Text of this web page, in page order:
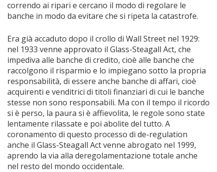
correndo ai ripari e cercano il modo di regolare le
banche in modo da evitare che si ripeta la catastrofe.
Era già accaduto dopo il crollo di Wall Street nel 1929:
nel 1933 venne approvato il Glass-Steagall Act, che
impediva alle banche di credito, cioè alle banche che
raccolgono il risparmio e lo impiegano sotto la propria
responsabilità, di essere anche banche di affari, cioè
acquirenti e venditrici di titoli finanziari di cui le banche
stesse non sono responsabili. Ma con il tempo il ricordo
si è perso, la paura si è affievolita, le regole sono state
lentamente rilassate e poi abolite del tutto. A
coronamento di questo processo di de-regulation
anche il Glass-Steagall Act venne abrogato nel 1999,
aprendo la via alla deregolamentazione totale anche
nel resto del mondo occidentale.